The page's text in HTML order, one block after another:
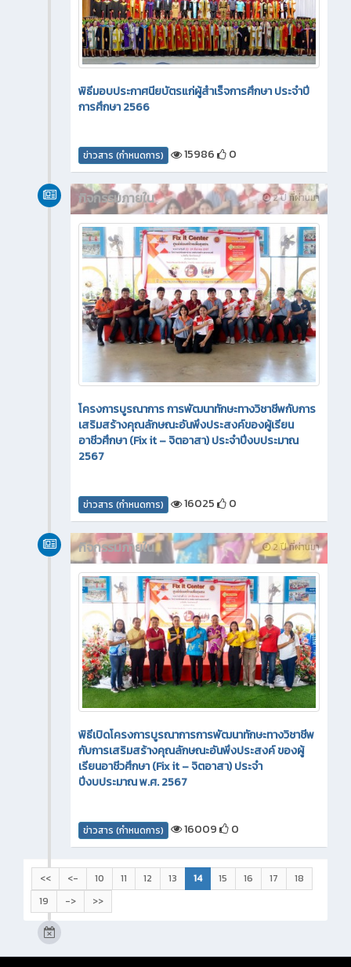
พิธีมอบประกาศนียบัตรแก่ผู้สำเร็จการศึกษา ประจำปี
การศึกษา 2566
ข่าวสาร (กำหนดการ) 15986 0
2 ปี ที่ผ่านมา
กิจกรรมภายใน
โครงการบูรณาการ การพัฒนาทักษะทางวิชาชีพกับการ
เสริมสร้างคุณลักษณะอันพึงประสงค์ของผู้เรียน
อาชีวศึกษา (Fix it – จิตอาสา) ประจำปีงบประมาณ
2567
ข่าวสาร (กำหนดการ) 16025 0
2 ปี ที่ผ่านมา
กิจกรรมภายใน
พิธีเปิดโครงการบูรณาการการพัฒนาทักษะทางวิชาชีพ
กับการเสริมสร้างคุณลักษณะอันพึงประสงค์ ของผู้
เรียนอาชีวศึกษา (Fix it – จิตอาสา) ประจำ
ปีงบประมาณ พ.ศ. 2567
ข่าวสาร (กำหนดการ) 16009 0
<< <- 10 11 12 13 14 15 16 17
18
19
-> >>